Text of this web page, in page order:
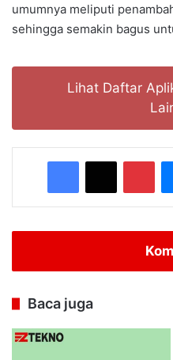
umumnya meliputi
sehingga semakin bagus
Lihat Daftar
Facebook
X
Baca juga